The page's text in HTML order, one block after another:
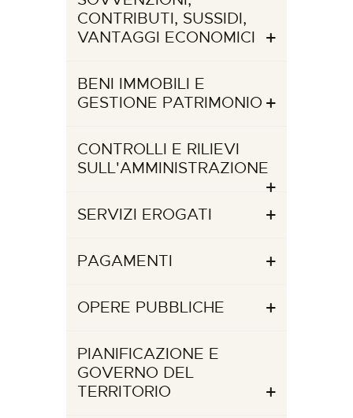
CONTRIBUTI, SUSSIDI,
VANTAGGI ECONOMICI
BENI IMMOBILI E
GESTIONE PATRIMONIO
CONTROLLI E RILIEVI
SULL'AMMINISTRAZIONE
SERVIZI EROGATI
PAGAMENTI
OPERE PUBBLICHE
PIANIFICAZIONE E
GOVERNO DEL
TERRITORIO